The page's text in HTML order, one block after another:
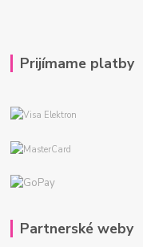
Prijímame platby
Partnerské weby